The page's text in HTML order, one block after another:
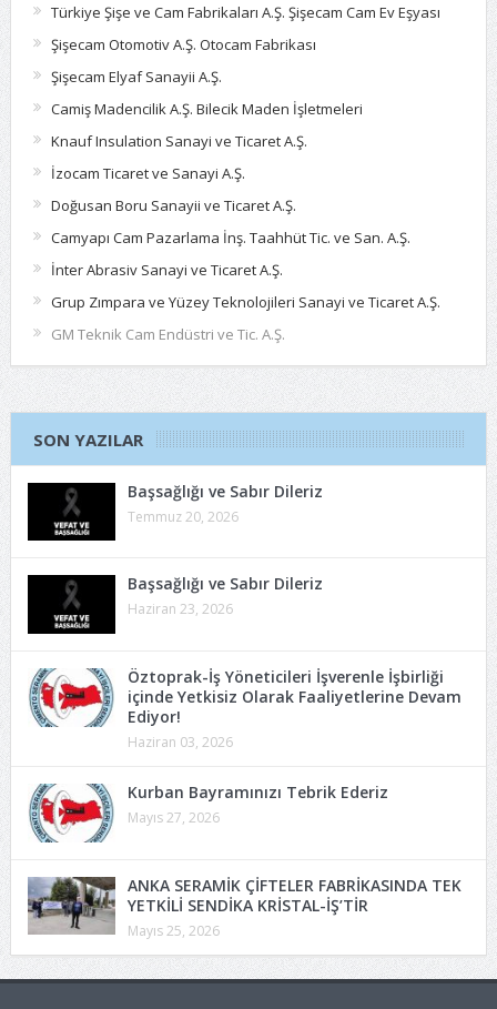
Türkiye Şişe ve Cam Fabrikaları A.Ş. Şişecam Cam Ev Eşyası
Şişecam Otomotiv A.Ş. Otocam Fabrikası
Şişecam Elyaf Sanayii A.Ş.
Camiş Madencilik A.Ş. Bilecik Maden İşletmeleri
Knauf Insulation Sanayi ve Ticaret A.Ş.
İzocam Ticaret ve Sanayi A.Ş.
Doğusan Boru Sanayii ve Ticaret A.Ş.
Camyapı Cam Pazarlama İnş. Taahhüt Tic. ve San. A.Ş.
İnter Abrasiv Sanayi ve Ticaret A.Ş.
Grup Zımpara ve Yüzey Teknolojileri Sanayi ve Ticaret A.Ş.
GM Teknik Cam Endüstri ve Tic. A.Ş.
SON YAZILAR
Başsağlığı ve Sabır Dileriz
Temmuz 20, 2026
Başsağlığı ve Sabır Dileriz
Haziran 23, 2026
Öztoprak-İş Yöneticileri İşverenle İşbirliği
içinde Yetkisiz Olarak Faaliyetlerine Devam
Ediyor!
Haziran 03, 2026
Kurban Bayramınızı Tebrik Ederiz
Mayıs 27, 2026
ANKA SERAMİK ÇİFTELER FABRİKASINDA TEK
YETKİLİ SENDİKA KRİSTAL-İŞ’TİR
Mayıs 25, 2026